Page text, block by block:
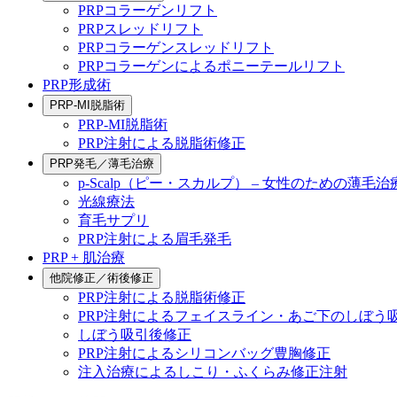
PRPコラーゲンリフト
PRPスレッドリフト
PRPコラーゲンスレッドリフト
PRPコラーゲンによるポニーテールリフト
PRP形成術
PRP-MI脱脂術
PRP-MI脱脂術
PRP注射による脱脂術修正
PRP発毛／薄毛治療
p-Scalp（ピー・スカルプ） – 女性のための薄毛治
光線療法
育毛サプリ
PRP注射による眉毛発毛
PRP + 肌治療
他院修正／術後修正
PRP注射による脱脂術修正
PRP注射によるフェイスライン・あご下のしぼう
しぼう吸引後修正
PRP注射によるシリコンバッグ豊胸修正
注入治療によるしこり・ふくらみ修正注射